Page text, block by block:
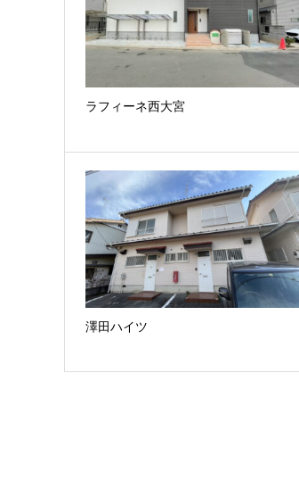
ラフィーネ西大宮
澤田ハイツ